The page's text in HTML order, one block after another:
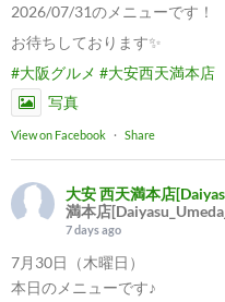
2026/07/31のメニューです！
お待ちしております✨
#大阪グルメ #大安西天満本店
写真
View on Facebook · Share
大安 西天満本店
満本店
7 days ago
7月30日（木曜日）
本日のメニューです♪